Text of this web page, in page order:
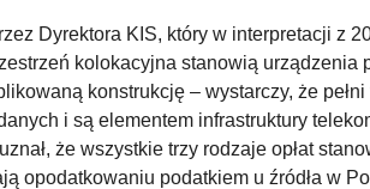
Dyrektora KIS, który w interpretacji z
kolokacyjna stanowią urządzenia
konstrukcję – wystarczy, że
i są elementem infrastruktury
że wszystkie trzy rodzaje opłat
opodatkowaniu podatkiem u źródła w